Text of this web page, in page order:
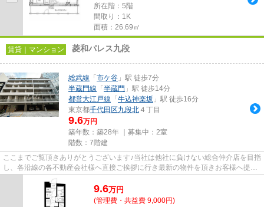
所在階：5階
間取り：1K
面積：26.69㎡
賃貸｜マンション 菱和パレス九段
総武線 「 市ケ谷 」駅 徒歩7分
半蔵門線 「 半蔵門 」駅 徒歩14分
都営大江戸線 「 牛込神楽坂 」駅 徒歩16分
東京都千代田区九段北 ４丁目
9.6万円
築年数：築28年 ｜募集中： 2室
階数：7階建
ここまでご覧頂きありがとうございます♪当社は他社に負けない総合仲介店を目指
し、各沿線の各不動産会社様へ直接ご挨拶に行き最新の物件を頂きお客様へ提供
しております！最新の情報は...
9.6万円
(管理費・共益費 9,000円)